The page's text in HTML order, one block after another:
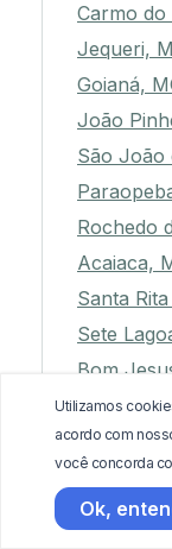
Carmo do
Jequeri,
Goianá,
João
São João
Rochedo
Acaiaca,
Santa
Sete
Bom
Santana
Ponto
Utilizamos
acordo com
você concorda
Ok,